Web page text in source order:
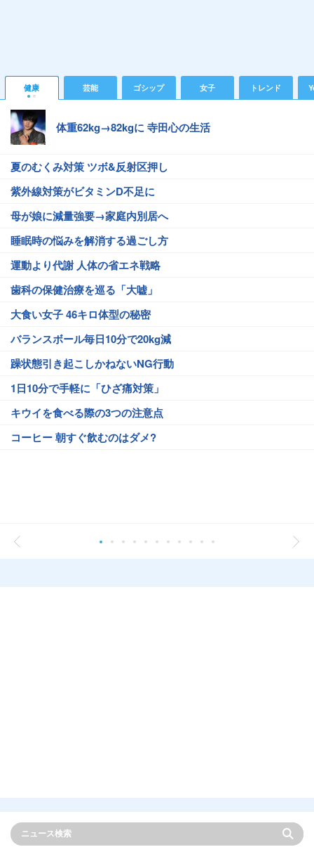
健康 芸能 ゴシップ 女子 トレンド
体重62kg→82kgに 寺田心の生活
夏のむくみ対策 ツボ&反射区押し
紫外線対策がビタミンD不足に
母が娘に減量強要→家庭内別居へ
睡眠時の悩みを解消する過ごし方
運動より代謝 人体の省エネ戦略
歯科の保健治療を巡る「大嘘」
大食い女子 46キロ体型の秘密
バランスボール毎日10分で20kg減
躁状態引き起こしかねないNG行動
1日10分で手軽に「ひざ痛対策」
キウイを食べる際の3つの注意点
コーヒー 朝すぐ飲むのはダメ?